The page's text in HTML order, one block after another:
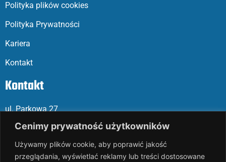
Cenimy prywatność użytkowników
Używamy plików cookie, aby poprawić jakość
przeglądania, wyświetlać reklamy lub treści dostosowane
Polityka plików cookies
Polityka Prywatności
Kariera
Kontakt
Kontakt
ul. Parkowa 27
05-120 Legionowo
Mail: slalp@slalp.com.pl
Telefon: 732 86 6 667 | 731 466 667